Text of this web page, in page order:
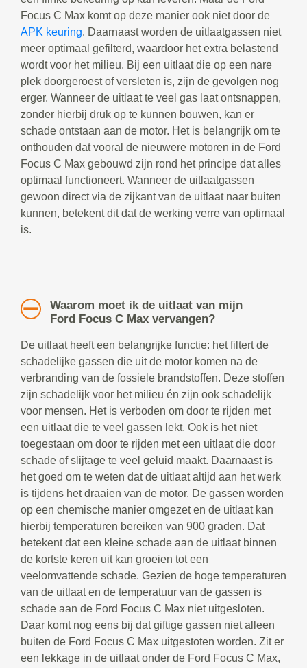
Focus C Max komt op deze manier ook niet door de
APK keuring. Daarnaast worden de uitlaatgassen niet
meer optimaal gefilterd, waardoor het extra belastend
wordt voor het milieu. Bij een uitlaat die op een nare
plek doorgeroest of versleten is, zijn de gevolgen nog
erger. Wanneer de uitlaat te veel gas laat ontsnappen,
zonder hierbij druk op te kunnen bouwen, kan er
schade ontstaan aan de motor. Het is belangrijk om te
onthouden dat vooral de nieuwere motoren in de Ford
Focus C Max gebouwd zijn rond het principe dat alles
optimaal functioneert. Wanneer de uitlaatgassen
gewoon direct via de zijkant van de uitlaat naar buiten
kunnen, betekent dit dat de werking verre van optimaal
is.
Waarom moet ik de uitlaat van mijn
Ford Focus C Max vervangen?
De uitlaat heeft een belangrijke functie: het filtert de
schadelijke gassen die uit de motor komen na de
verbranding van de fossiele brandstoffen. Deze stoffen
zijn schadelijk voor het milieu én zijn ook schadelijk
voor mensen. Het is verboden om door te rijden met
een uitlaat die te veel gassen lekt. Ook is het niet
toegestaan om door te rijden met een uitlaat die door
schade of slijtage te veel geluid maakt. Daarnaast is
het goed om te weten dat de uitlaat altijd aan het werk
is tijdens het draaien van de motor. De gassen worden
op een chemische manier omgezet en de uitlaat kan
hierbij temperaturen bereiken van 900 graden. Dat
betekent dat een kleine schade aan de uitlaat binnen
de kortste keren uit kan groeien tot een
veelomvattende schade. Gezien de hoge temperaturen
van de uitlaat en de temperatuur van de gassen is
schade aan de Ford Focus C Max niet uitgesloten.
Daar komt nog eens bij dat giftige gassen niet alleen
buiten de Ford Focus C Max uitgestoten worden. Zit er
een lekkage in de uitlaat onder de Ford Focus C Max,